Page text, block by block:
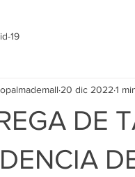
19
DE
20 dic 2022 1